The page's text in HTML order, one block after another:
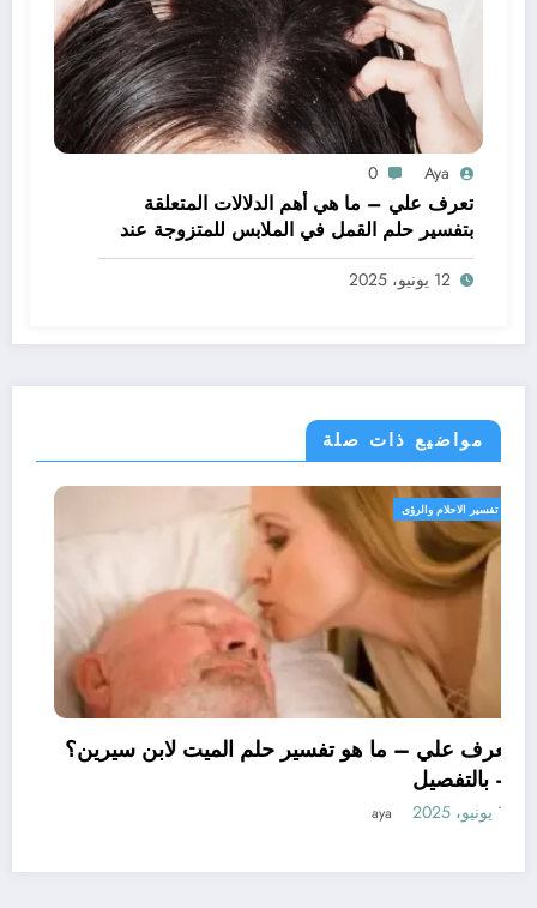
Aya
0
تعرف علي – ما هي أهم الدلالات المتعلقة
بتفسير حلم القمل في الملابس للمتزوجة عند
ابن سيرين؟ – بالتفصيل
12 يونيو، 2025
مواضيع ذات صلة
تفسير الاحلام والرؤى
تعرف علي – ما هو تفسير حلم الميت لابن سيرين؟
– بالتفصيل
11 يونيو، 2025